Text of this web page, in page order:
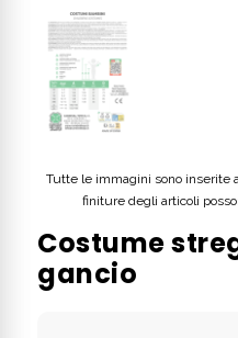
Tutte le immagini sono inserite
finiture degli articoli
Costume
gancio